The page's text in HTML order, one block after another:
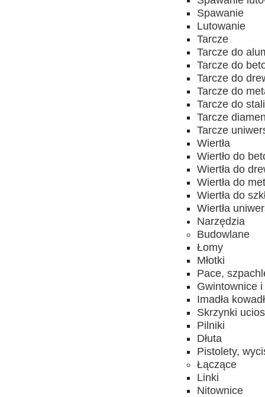
Spawanie
Lutowanie
Tarcze
Tarcze do
Tarcze do
Tarcze do
Tarcze do
Tarcze do
Tarcze
Tarcze
Wiertła
Wiertło do
Wiertła do
Wiertła do
Wiertła do
Wiertła
Narzędzia
Budowlane
Łomy
Młotki
Pace,
Gwintownice
Imadła
Skrzynki
Pilniki
Dłuta
Pistolety,
Łączące
Linki
Nitownice